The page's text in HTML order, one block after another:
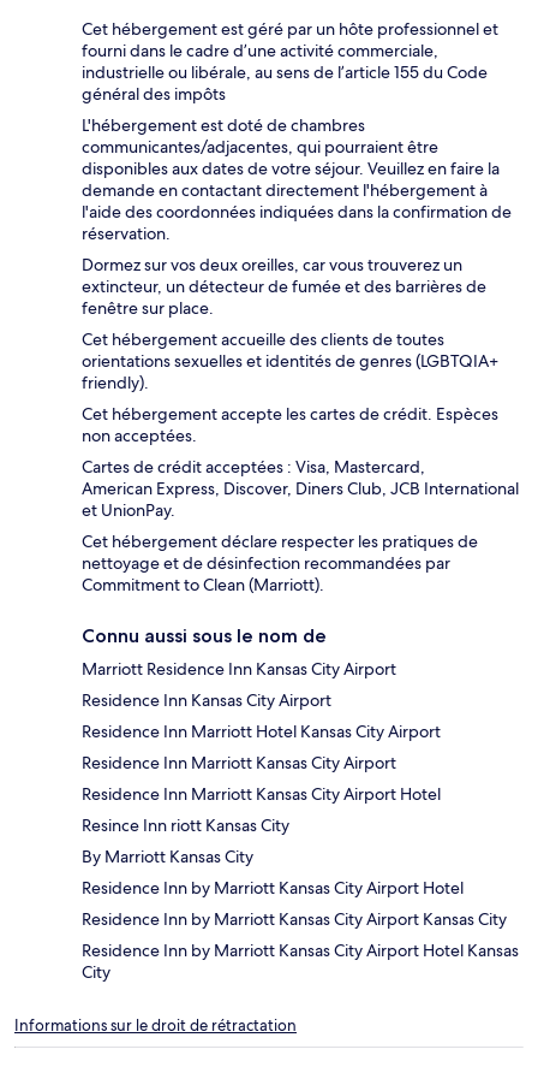
Cet hébergement est géré par un hôte professionnel et
fourni dans le cadre d’une activité commerciale,
industrielle ou libérale, au sens de l’article 155 du Code
général des impôts
L'hébergement est doté de chambres
communicantes/adjacentes, qui pourraient être
disponibles aux dates de votre séjour. Veuillez en faire la
demande en contactant directement l'hébergement à
l'aide des coordonnées indiquées dans la confirmation de
réservation.
Dormez sur vos deux oreilles, car vous trouverez un
extincteur, un détecteur de fumée et des barrières de
fenêtre sur place.
Cet hébergement accueille des clients de toutes
orientations sexuelles et identités de genres (LGBTQIA+
friendly).
Cet hébergement accepte les cartes de crédit. Espèces
non acceptées.
Cartes de crédit acceptées : Visa, Mastercard,
American Express, Discover, Diners Club, JCB International
et UnionPay.
Cet hébergement déclare respecter les pratiques de
nettoyage et de désinfection recommandées par
Commitment to Clean (Marriott).
Connu aussi sous le nom de
Marriott Residence Inn Kansas City Airport
Residence Inn Kansas City Airport
Residence Inn Marriott Hotel Kansas City Airport
Residence Inn Marriott Kansas City Airport
Residence Inn Marriott Kansas City Airport Hotel
Resince Inn riott Kansas City
By Marriott Kansas City
Residence Inn by Marriott Kansas City Airport Hotel
Residence Inn by Marriott Kansas City Airport Kansas City
Residence Inn by Marriott Kansas City Airport Hotel Kansas
City
Informations sur le droit de rétractation